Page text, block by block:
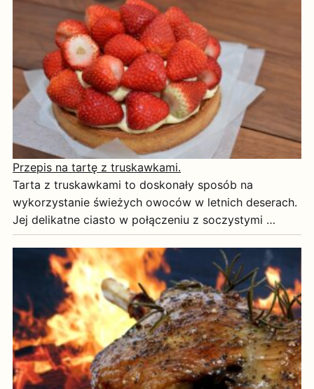
Przepis na tartę z truskawkami.
Tarta z truskawkami to doskonały sposób na
wykorzystanie świeżych owoców w letnich deserach.
Jej delikatne ciasto w połączeniu z soczystymi …